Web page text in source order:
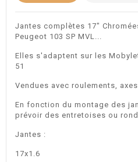
Jantes complètes 17"
Peugeot 103 SP MVL...
Elles s'adaptent sur les
51
Vendues avec roulements,
En fonction du montage des
prévoir des entretoises ou
Jantes :
17x1.6